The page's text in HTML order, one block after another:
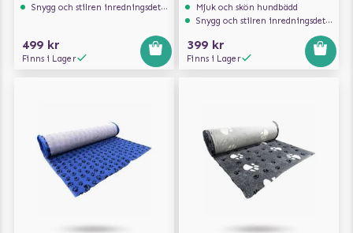
Snygg och stilren inredningsdetalj
499 kr
Finns i Lager
Mjuk och skön hundbädd
Snygg och stilren inredningsdetalj
399 kr
Finns i Lager